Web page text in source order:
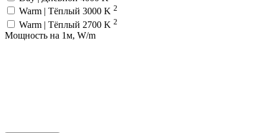
Warm | Тёплый 3000 K 2
Warm | Тёплый 2700 K 2
Мощность на 1м, W/m